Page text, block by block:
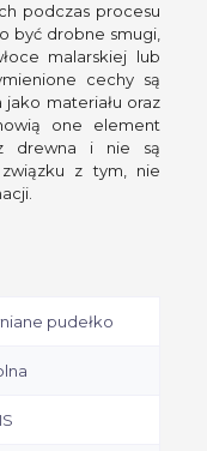
podczas procesu
być drobne smugi,
malarskiej lub
cechy są
materiału oraz
one element
drewna i nie są
z tym, nie
pudełko